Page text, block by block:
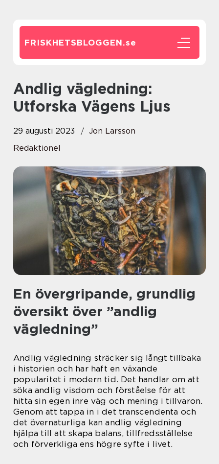
FRISKHETSBLOGGEN.se
Andlig vägledning:
Utforska Vägens Ljus
29 augusti 2023
Jon Larsson
Redaktionel
En övergripande, grundlig
översikt över ”andlig
vägledning”
Andlig vägledning sträcker sig långt tillbaka
i historien och har haft en växande
popularitet i modern tid. Det handlar om att
söka andlig visdom och förståelse för att
hitta sin egen inre väg och mening i tillvaron.
Genom att tappa in i det transcendenta och
det övernaturliga kan andlig vägledning
hjälpa till att skapa balans, tillfredsställelse
och förverkliga ens högre syfte i livet.